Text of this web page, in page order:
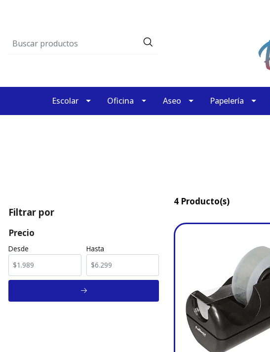
Escolar Oficina Aseo Papelería
Filtrar por
Precio
Desde Hasta
4 Producto(s)